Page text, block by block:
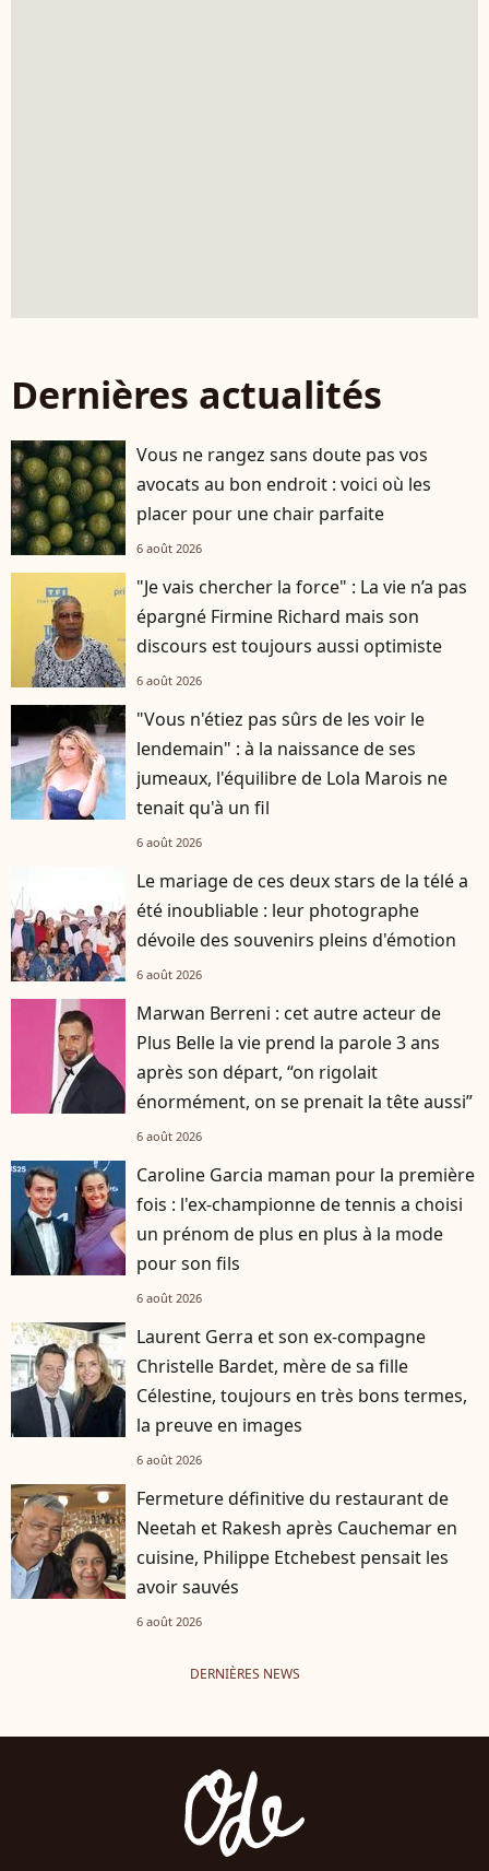
Dernières actualités
Vous ne rangez sans doute pas vos
avocats au bon endroit : voici où les
placer pour une chair parfaite
6 août 2026
"Je vais chercher la force" : La vie n’a pas
épargné Firmine Richard mais son
discours est toujours aussi optimiste
6 août 2026
"Vous n'étiez pas sûrs de les voir le
lendemain" : à la naissance de ses
jumeaux, l'équilibre de Lola Marois ne
tenait qu'à un fil
6 août 2026
Le mariage de ces deux stars de la télé a
été inoubliable : leur photographe
dévoile des souvenirs pleins d'émotion
6 août 2026
Marwan Berreni : cet autre acteur de
Plus Belle la vie prend la parole 3 ans
après son départ, “on rigolait
énormément, on se prenait la tête aussi”
6 août 2026
Caroline Garcia maman pour la première
fois : l'ex-championne de tennis a choisi
un prénom de plus en plus à la mode
pour son fils
6 août 2026
Laurent Gerra et son ex-compagne
Christelle Bardet, mère de sa fille
Célestine, toujours en très bons termes,
la preuve en images
6 août 2026
Fermeture définitive du restaurant de
Neetah et Rakesh après Cauchemar en
cuisine, Philippe Etchebest pensait les
avoir sauvés
6 août 2026
DERNIÈRES NEWS